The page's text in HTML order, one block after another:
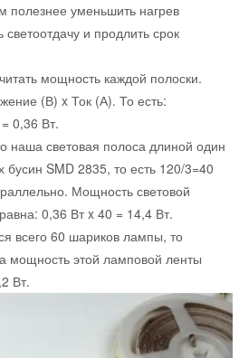
полезнее уменьшить нагрев
и продлить срок
мощность каждой полоски.
(В) x Ток (А). То есть:
0,36 Вт.
наша световая полоса длиной один
SMD 2835, то есть 120/3=40
Мощность световой
0,36 Вт x 40 = 14,4 Вт.
всего 60 шариков лампы, то
мощность этой ламповой ленты
Вт.